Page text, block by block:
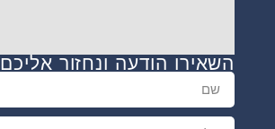
השאירו הודעה ונחזור אליכם